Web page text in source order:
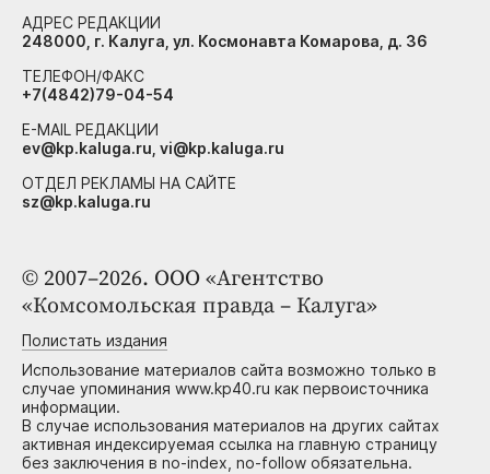
© 2007–2026. ООО «Агентство
«Комсомольская правда – Калуга»
Полистать издания
Использование материалов сайта возможно только в
случае упоминания www.kp40.ru как первоисточника
информации.
В случае использования материалов на других сайтах
активная индексируемая ссылка на главную страницу
без заключения в no-index, no-follow обязательна.
АДРЕС РЕДАКЦИИ
248000, г. Калуга, ул. Космонавта Комарова, д. 36
ТЕЛЕФОН/ФАКС
+7(4842)79-04-54
E-MAIL РЕДАКЦИИ
ev@kp.kaluga.ru, vi@kp.kaluga.ru
ОТДЕЛ РЕКЛАМЫ НА САЙТЕ
sz@kp.kaluga.ru